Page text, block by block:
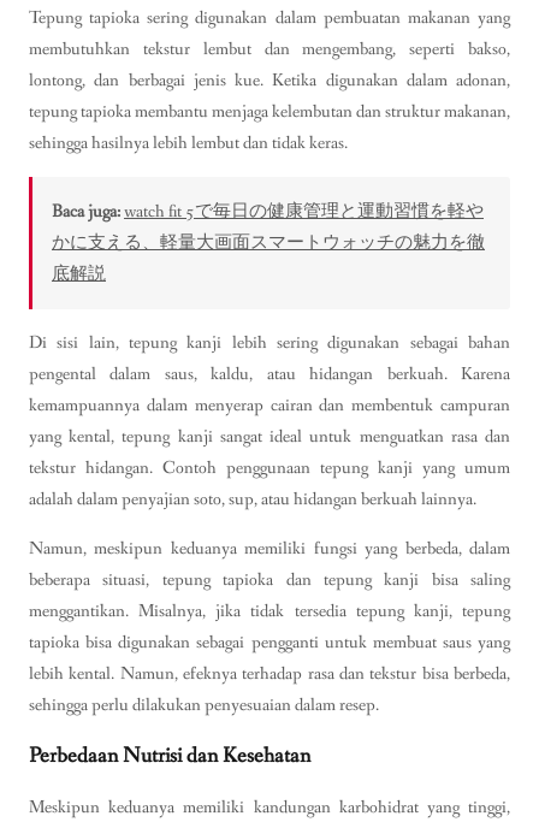
Tepung tapioka sering digunakan dalam pembuatan makanan yang
membutuhkan tekstur lembut dan mengembang, seperti bakso,
lontong, dan berbagai jenis kue. Ketika digunakan dalam adonan,
tepung tapioka membantu menjaga kelembutan dan struktur makanan,
sehingga hasilnya lebih lembut dan tidak keras.
Baca juga:watch fit 5で毎日の健康管理と運動習慣を軽や
かに支える、軽量大画面スマートウォッチの魅力を徹
底解説
Di sisi lain, tepung kanji lebih sering digunakan sebagai bahan
pengental dalam saus, kaldu, atau hidangan berkuah. Karena
kemampuannya dalam menyerap cairan dan membentuk campuran
yang kental, tepung kanji sangat ideal untuk menguatkan rasa dan
tekstur hidangan. Contoh penggunaan tepung kanji yang umum
adalah dalam penyajian soto, sup, atau hidangan berkuah lainnya.
Namun, meskipun keduanya memiliki fungsi yang berbeda, dalam
beberapa situasi, tepung tapioka dan tepung kanji bisa saling
menggantikan. Misalnya, jika tidak tersedia tepung kanji, tepung
tapioka bisa digunakan sebagai pengganti untuk membuat saus yang
lebih kental. Namun, efeknya terhadap rasa dan tekstur bisa berbeda,
sehingga perlu dilakukan penyesuaian dalam resep.
Perbedaan Nutrisi dan Kesehatan
Meskipun keduanya memiliki kandungan karbohidrat yang tinggi,